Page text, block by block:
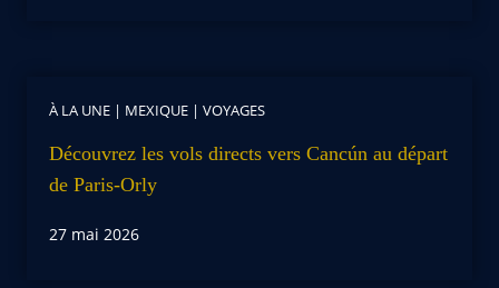
À LA UNE | MEXIQUE | VOYAGES
Découvrez les vols directs vers Cancún au départ
de Paris-Orly
27 mai 2026